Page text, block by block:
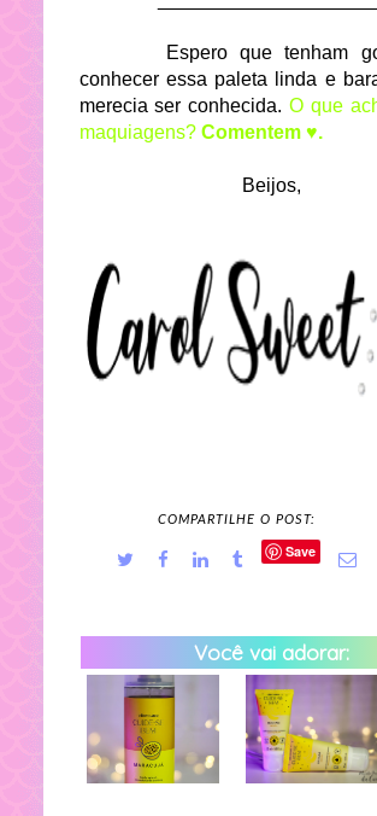
Espero que tenham
conhecer essa paleta linda e
merecia ser conhecida.O que
maquiagens? Comentem ♥.
Beijos,
COMPARTILHE O POST:
Save
Você vai adorar: